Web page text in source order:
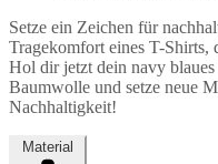
Setze ein Zeichen für
Tragekomfort eines T-
Hol dir jetzt dein navy
Baumwolle und setze neue
Nachhaltigkeit!
Material